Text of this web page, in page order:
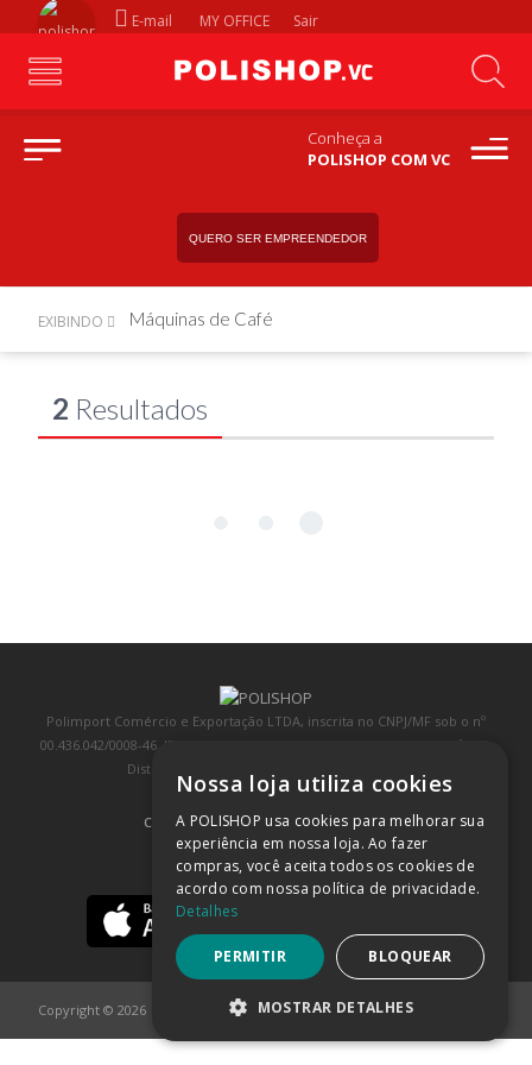
E-mail MY OFFICE Sair
Conheça a
POLISHOP COM VC
QUERO SER EMPREENDEDOR
EXIBINDO Máquinas de Café
2 Resultados
Polimport Comércio e Exportação LTDA, inscrita no CNPJ/MF sob o nº
00.436.042/0008-46, IE 407.458.707.103, com sede na Rua Kanebo, nº 175,
Distrito Industrial, Jundiaí/SP, CEP: 13213-090
COMPRA 100% SEGURA (SAIBA MAIS)
BAIXE NOSSO APP
Copyright © 2026
Nossa loja utiliza cookies
A POLISHOP usa cookies para melhorar sua
experiência em nossa loja. Ao fazer
compras, você aceita todos os cookies de
acordo com nossa política de privacidade.
Detalhes
PERMITIR BLOQUEAR
MOSTRAR DETALHES
ESTRITAMENTE NECESSÁRIOS